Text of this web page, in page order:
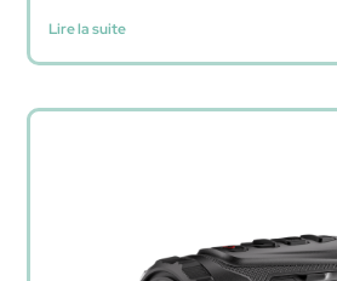
Lire la suite